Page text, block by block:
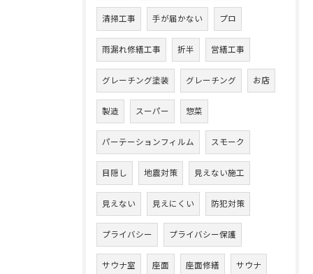
清掃工事 手が届かない プロ
雨漏れ修繕工事 折半 営繕工事
グレーチング塗装 グレーチング お店
製造 スーパー 惣菜
パーテーションフィルム スモーク
目隠し 地震対策 見えない施工
見えない 見えにくい 防犯対策
プライバシー プライバシー保護
サウナ室 座面 座面修繕 サウナ